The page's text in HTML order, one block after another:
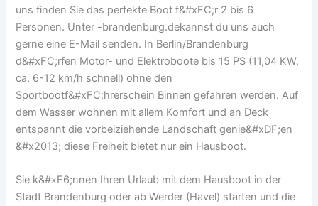
uns finden Sie das perfekte Boot f&#xFC;r 2 bis 6
Personen. Unter -brandenburg.dekannst du uns auch
gerne eine E-Mail senden. In Berlin/Brandenburg
d&#xFC;rfen Motor- und Elektroboote bis 15 PS (11,04 KW,
ca. 6-12 km/h schnell) ohne den
Sportbootf&#xFC;hrerschein Binnen gefahren werden. Auf
dem Wasser wohnen mit allem Komfort und an Deck
entspannt die vorbeiziehende Landschaft genie&#xDF;en
&#x2013; diese Freiheit bietet nur ein Hausboot.
Sie k&#xF6;nnen Ihren Urlaub mit dem Hausboot in der
Stadt Brandenburg oder ab Werder (Havel) starten und die